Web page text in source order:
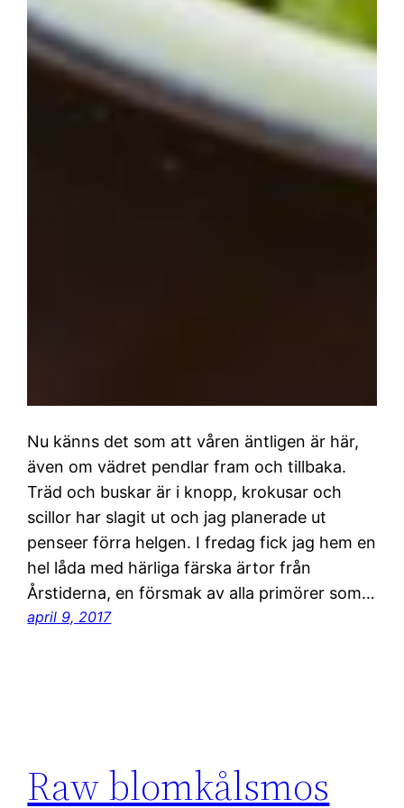
Nu känns det som att våren äntligen är här,
även om vädret pendlar fram och tillbaka.
Träd och buskar är i knopp, krokusar och
scillor har slagit ut och jag planerade ut
penseer förra helgen. I fredag fick jag hem en
hel låda med härliga färska ärtor från
Årstiderna, en försmak av alla primörer som…
april 9, 2017
Raw blomkålsmos